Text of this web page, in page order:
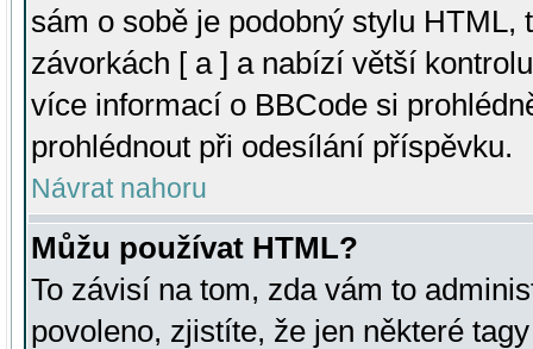
sám o sobě je podobný stylu HTML,
závorkách [ a ] a nabízí větší
více informací o BBCode si
prohlédnout při odesílání příspěvku.
Návrat nahoru
Můžu používat HTML?
To závisí na tom, zda vám to
povoleno, zjistíte, že jen některé